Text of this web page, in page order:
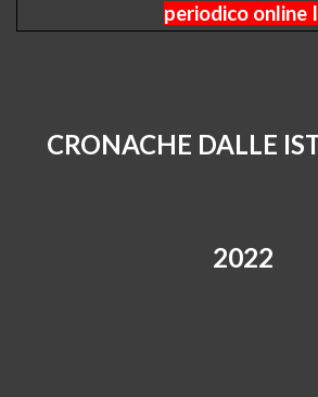
periodico online
CRONACHE DALLE
2022